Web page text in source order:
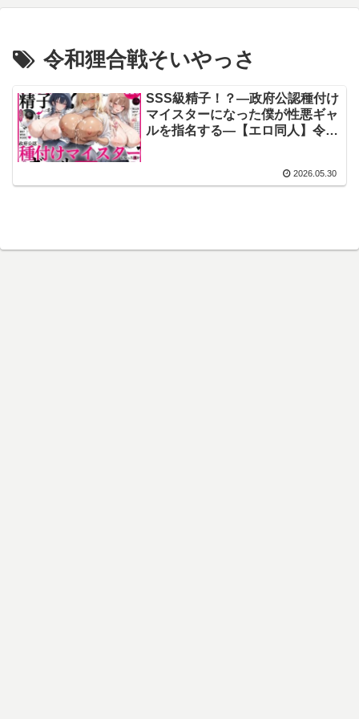
令和狸合戦そいやっさ
SSS級精子！？―政府公認種付け
マイスターになった僕が性悪ギャ
ルを指名する―【エロ同人】令和
2026.05.30